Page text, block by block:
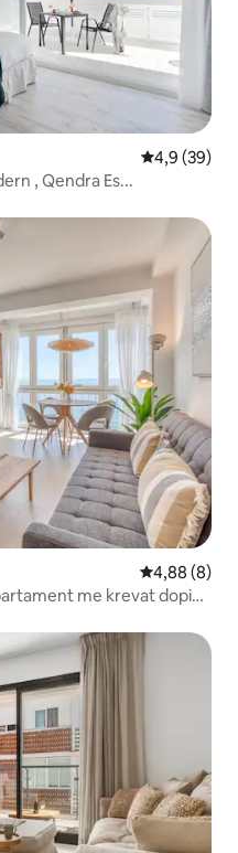
Vlerësimi
4,9 (39)
, Qendra Es...
Vlerësimi
4,88 (8)
me krevat dopio